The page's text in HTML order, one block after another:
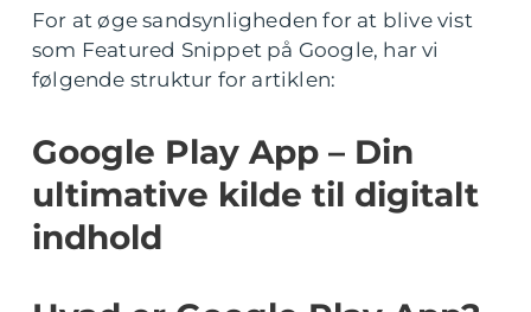
For at øge sandsynligheden for at blive vist
som Featured Snippet på Google, har vi
følgende struktur for artiklen:
Google Play App – Din
ultimative kilde til digitalt
indhold